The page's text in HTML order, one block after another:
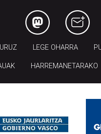
LEGE OHARRA
HARREMANETARAKO